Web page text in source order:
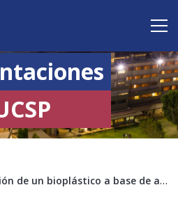
Obtención y caracterización de un bioplástico a base de almidón de maíz morado (Zea mays L.)…